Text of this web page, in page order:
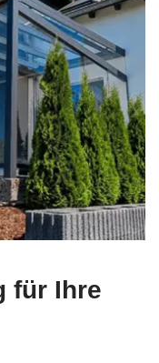
für Ihre